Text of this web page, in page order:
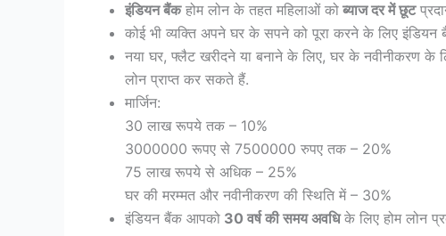
इंडियन बैंकहोम लोन के तहत महिलाओं को ब्याज दर में छूट
कोई भी व्यक्ति अपने घर के सपने को पूरा करने के लिए
नया घर, फ्लैट खरीदने या बनाने के लिए, घर के नवीनीकरण के
लोन प्राप्त कर सकते हैं.
मार्जिन:
30 लाख रूपये तक – 10%
3000000 रूपए से 7500000 रुपए तक – 20%
75 लाख रूपये से अधिक – 25%
घर की मरम्मत और नवीनीकरण की स्थिति में – 30%
इंडियन बैंक आपको 30 वर्ष की समय अवधिके लिए होम लोन